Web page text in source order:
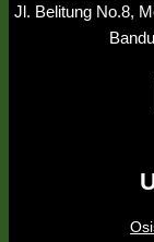
Jl. Belitung No.8,